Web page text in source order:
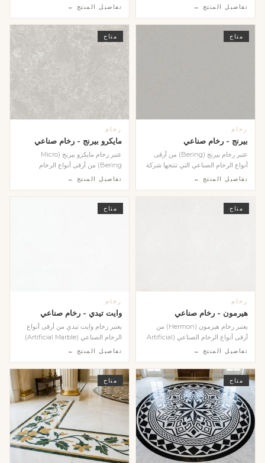
تفاصيل المنتج ← تفاصيل المنتج ←
متاح
رخام
بيرنج - رخام صناعي
عتبر رخام بيرنج (Bering) من أرقى
أنواع الرخام الصناعي التي تنتجها شركة
كومباك (C...
تفاصيل المنتج ←
متاح
رخام
مايكرو بيرنج - رخام صناعي
عتبر رخام مايكرو بيرنج (Micro
Bering) من أرقى أنواع الرخام
الصناعي التي تنتجها ش...
تفاصيل المنتج ←
متاح
رخام
هيرمون - رخام صناعي
يعتبر رخام هيرمون (Hermon) من
أرقى أنواع الرخام الصناعي (Artificial
Marble) التي...
تفاصيل المنتج ←
متاح
رخام
وايت تيدي - رخام صناعي
يعتبر رخام وايت تيدي من أرقى أنواع
الرخام الصناعي (Artificial Marble)
التي تنتجه...
تفاصيل المنتج ←
متاح متاح